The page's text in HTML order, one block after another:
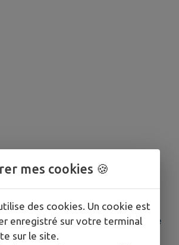
n'est référencée dans votre
commune
mes cookies 🍪
des cookies. Un cookie est
enregistré sur votre terminal
sur le site.